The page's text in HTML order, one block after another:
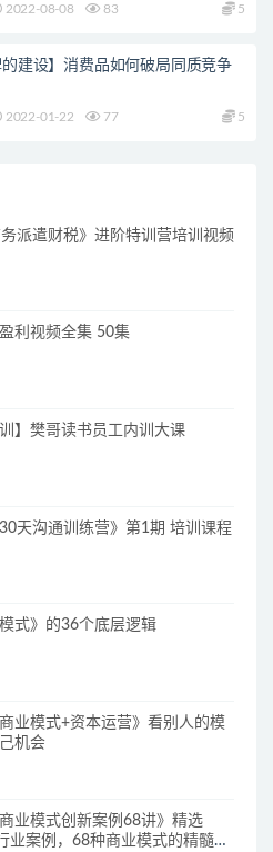
2022-08-08 83 5
的建设】消费品如何破局同质竞争
2022-01-22 77 5
派遣财税》进阶特训营培训视频
利视频全集 50集
训】樊哥读书员工内训大课
天沟通训练营》第1期 培训课程
模式》的36个底层逻辑
业模式+资本运营》看别人的模
机会
业模式创新案例68讲》精选
业案例，68种商业模式的精髓与